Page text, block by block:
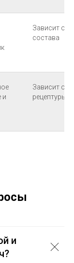
Зависит от
состава
и
Зависит от
рецептуры
и